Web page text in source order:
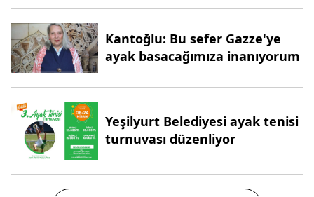
Kantoğlu: Bu sefer Gazze'ye
ayak basacağımıza inanıyorum
Yeşilyurt Belediyesi ayak tenisi
turnuvası düzenliyor